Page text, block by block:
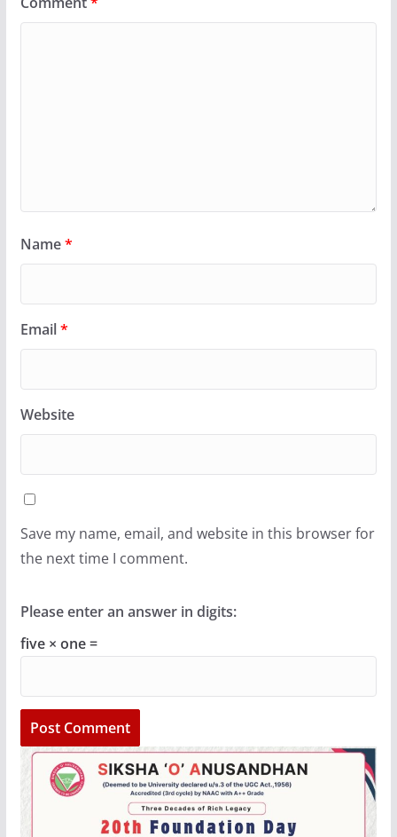
Name*
Email*
Website
Save my name, email, and website in this browser for
the next time I comment.
Please enter an answer in digits:
five × one =